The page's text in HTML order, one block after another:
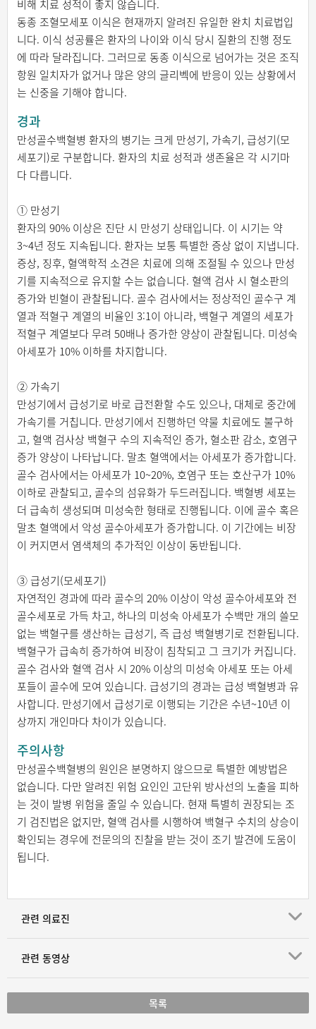
비해 치료 성적이 좋지 않습니다.
동종 조혈모세포 이식은 현재까지 알려진 유일한 완치 치료법입
니다. 이식 성공률은 환자의 나이와 이식 당시 질환의 진행 정도
에 따라 달라집니다. 그러므로 동종 이식으로 넘어가는 것은 조직
항원 일치자가 없거나 많은 양의 글리벡에 반응이 있는 상황에서
는 신중을 기해야 합니다.
경과
만성골수백혈병 환자의 병기는 크게 만성기, 가속기, 급성기(모
세포기)로 구분합니다. 환자의 치료 성적과 생존율은 각 시기마
다 다릅니다.
① 만성기
환자의 90% 이상은 진단 시 만성기 상태입니다. 이 시기는 약
3~4년 정도 지속됩니다. 환자는 보통 특별한 증상 없이 지냅니다.
증상, 징후, 혈액학적 소견은 치료에 의해 조절될 수 있으나 만성
기를 지속적으로 유지할 수는 없습니다. 혈액 검사 시 혈소판의
증가와 빈혈이 관찰됩니다. 골수 검사에서는 정상적인 골수구 계
열과 적혈구 계열의 비율인 3:1이 아니라, 백혈구 계열의 세포가
적혈구 계열보다 무려 50배나 증가한 양상이 관찰됩니다. 미성숙
아세포가 10% 이하를 차지합니다.
② 가속기
만성기에서 급성기로 바로 급전환할 수도 있으나, 대체로 중간에
가속기를 거칩니다. 만성기에서 진행하던 약물 치료에도 불구하
고, 혈액 검사상 백혈구 수의 지속적인 증가, 혈소판 감소, 호염구
증가 양상이 나타납니다. 말초 혈액에서는 아세포가 증가합니다.
골수 검사에서는 아세포가 10~20%, 호염구 또는 호산구가 10%
이하로 관찰되고, 골수의 섬유화가 두드러집니다. 백혈병 세포는
더 급속히 생성되며 미성숙한 형태로 진행됩니다. 이에 골수 혹은
말초 혈액에서 악성 골수아세포가 증가합니다. 이 기간에는 비장
이 커지면서 염색체의 추가적인 이상이 동반됩니다.
③ 급성기(모세포기)
자연적인 경과에 따라 골수의 20% 이상이 악성 골수아세포와 전
골수세포로 가득 차고, 하나의 미성숙 아세포가 수백만 개의 쓸모
없는 백혈구를 생산하는 급성기, 즉 급성 백혈병기로 전환됩니다.
백혈구가 급속히 증가하여 비장이 침착되고 그 크기가 커집니다.
골수 검사와 혈액 검사 시 20% 이상의 미성숙 아세포 또는 아세
포들이 골수에 모여 있습니다. 급성기의 경과는 급성 백혈병과 유
사합니다. 만성기에서 급성기로 이행되는 기간은 수년~10년 이
상까지 개인마다 차이가 있습니다.
주의사항
만성골수백혈병의 원인은 분명하지 않으므로 특별한 예방법은
없습니다. 다만 알려진 위험 요인인 고단위 방사선의 노출을 피하
는 것이 발병 위험을 줄일 수 있습니다. 현재 특별히 권장되는 조
기 검진법은 없지만, 혈액 검사를 시행하여 백혈구 수치의 상승이
확인되는 경우에 전문의의 진찰을 받는 것이 조기 발견에 도움이
됩니다.
관련 의료진
관련 동영상
목록